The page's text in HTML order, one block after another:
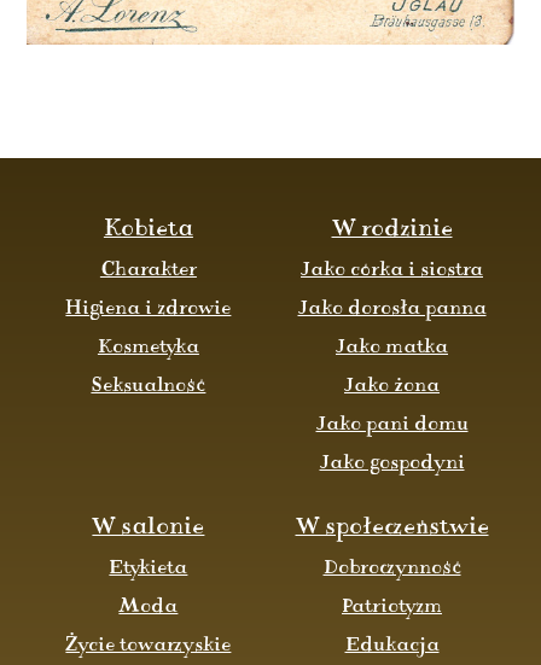
Kobieta
Charakter
Higiena i zdrowie
Kosmetyka
Seksualność
W rodzinie
Jako córka i siostra
Jako dorosła panna
Jako matka
Jako żona
Jako pani domu
Jako gospodyni
W salonie
Etykieta
Moda
Życie towarzyskie
W społeczeństwie
Dobroczynność
Patriotyzm
Edukacja